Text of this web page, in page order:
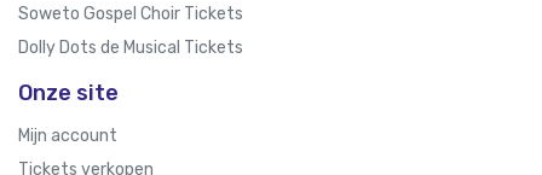
Soweto Gospel Choir Tickets
Dolly Dots de Musical Tickets
Onze site
Mijn account
Tickets verkopen